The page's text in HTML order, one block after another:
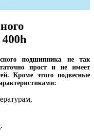
подшипника не так
прост и не имеет
Кроме этого подвесные